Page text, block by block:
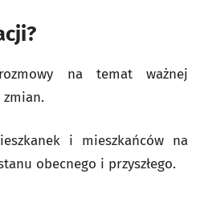
rozmowy na temat ważnej
i mieszkańców na
obecnego i przyszłego.